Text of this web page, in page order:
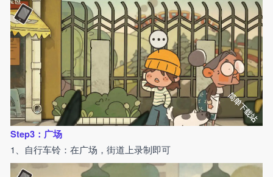
Step3：广场
1、自行车铃：在广场，街道上录制即可